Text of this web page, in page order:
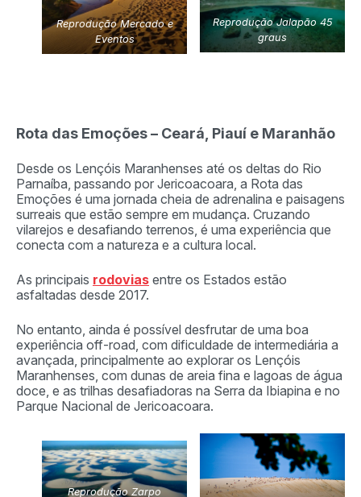
Reprodução Mercado e
Eventos
Reprodução Jalapão 45
graus
Rota das Emoções – Ceará, Piauí e Maranhão
Desde os Lençóis Maranhenses até os deltas do Rio
Parnaíba, passando por Jericoacoara, a Rota das
Emoções é uma jornada cheia de adrenalina e paisagens
surreais que estão sempre em mudança. Cruzando
vilarejos e desafiando terrenos, é uma experiência que
conecta com a natureza e a cultura local.
As principais rodovias entre os Estados estão
asfaltadas desde 2017.
No entanto, ainda é possível desfrutar de uma boa
experiência off-road, com dificuldade de intermediária a
avançada, principalmente ao explorar os Lençóis
Maranhenses, com dunas de areia fina e lagoas de água
doce, e as trilhas desafiadoras na Serra da Ibiapina e no
Parque Nacional de Jericoacoara.
Reprodução Zarpo